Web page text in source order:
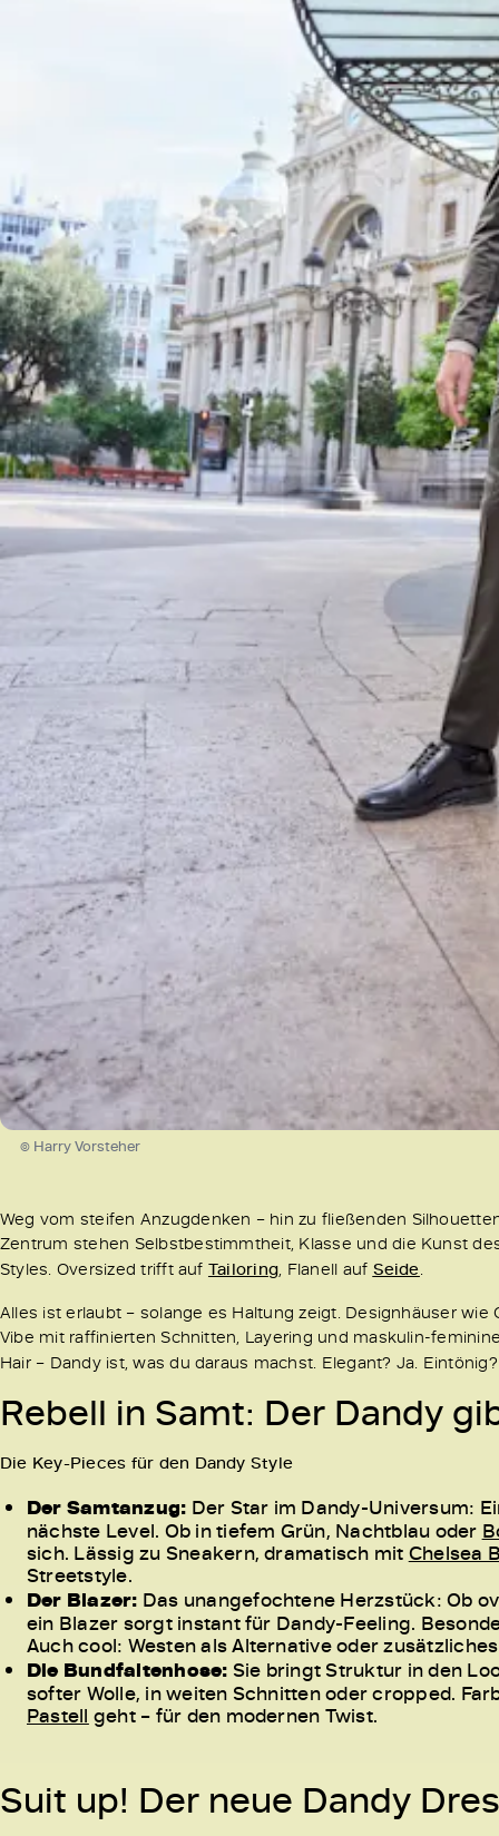
© Harry Vorsteher
Weg vom steifen Anzugdenken – hin zu fließenden
Zentrum stehen Selbstbestimmtheit, Klasse und die Kunst
Styles. Oversized trifft auf Tailoring, Flanell auf Seide.
Alles ist erlaubt – solange es Haltung zeigt. Designhäuser
Vibe mit raffinierten Schnitten, Layering und maskulin-
Hair – Dandy ist, was du daraus machst. Elegant? Ja.
Rebell in Samt: Der Dandy
Die Key-Pieces für den Dandy Style
Der Samtanzug: Der Star im Dandy-Universum:
nächste Level. Ob in tiefem Grün, Nachtblau oder
sich. Lässig zu Sneakern, dramatisch mit Chelsea
Streetstyle.
Der Blazer: Das unangefochtene Herzstück: Ob
ein Blazer sorgt instant für Dandy-Feeling.
Auch cool: Westen als Alternative oder
Die Bundfaltenhose: Sie bringt Struktur in den
softer Wolle, in weiten Schnitten oder cropped.
Pastell geht – für den modernen Twist.
Suit up! Der neue Dandy